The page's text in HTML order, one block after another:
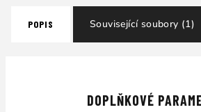
POPIS Související soubory (1)
DOPLŇKOVÉ